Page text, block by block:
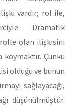
vardır; rol ile,
Dramatik
rolle olan ilişkisini
Çünkü
olduğu ve bunun
sağlayacağı,
düşünülmüştür.